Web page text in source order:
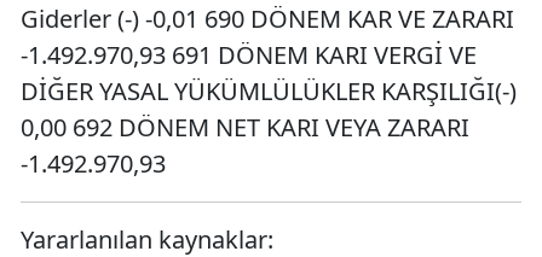
Giderler (-) -0,01 690 DÖNEM KAR VE ZARARI
-1.492.970,93 691 DÖNEM KARI VERGİ VE
DİĞER YASAL YÜKÜMLÜLÜKLER KARŞILIĞI(-)
0,00 692 DÖNEM NET KARI VEYA ZARARI
-1.492.970,93
Yararlanılan kaynaklar: